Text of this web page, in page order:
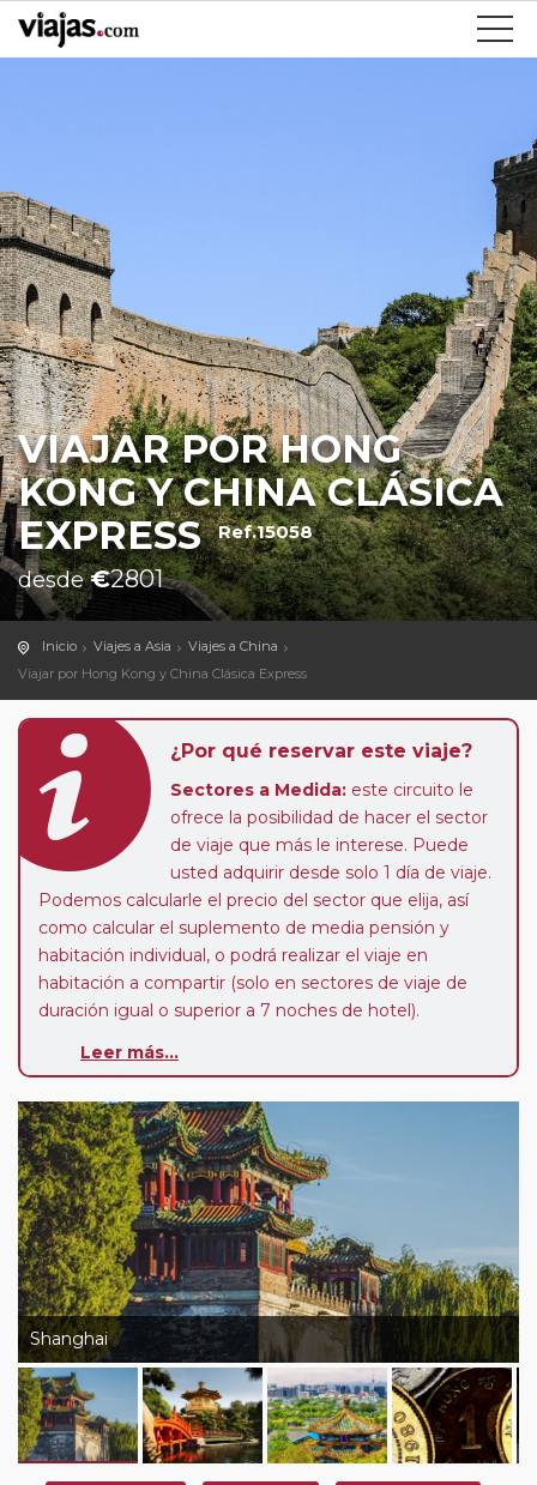
VIAJAR POR HONG
KONG Y CHINA CLÁSICA
EXPRESS Ref.15058
desde€2801
Inicio Viajes a Asia
Viajes a China
Viajar por Hong Kong y China Clásica Express
¿Por qué reservar este viaje?
Sectores a Medida: este circuito le
ofrece la posibilidad de hacer el sector
de viaje que más le interese. Puede
usted adquirir desde solo 1 día de viaje.
Podemos calcularle el precio del sector que elija, así
como calcular el suplemento de media pensión y
habitación individual, o podrá realizar el viaje en
habitación a compartir (solo en sectores de viaje de
duración igual o superior a 7 noches de hotel).
año, ofrece a los pasajeros que ya hayan viajado con
nuestro Club de Pasajeros (cuya obtención se realiza
tras rellenar el cuestionario de satisfacción en "Mi viaje")
o los que estén en luna de miel contarán con un
descuento del 5%.
Leer más...
Shanghai